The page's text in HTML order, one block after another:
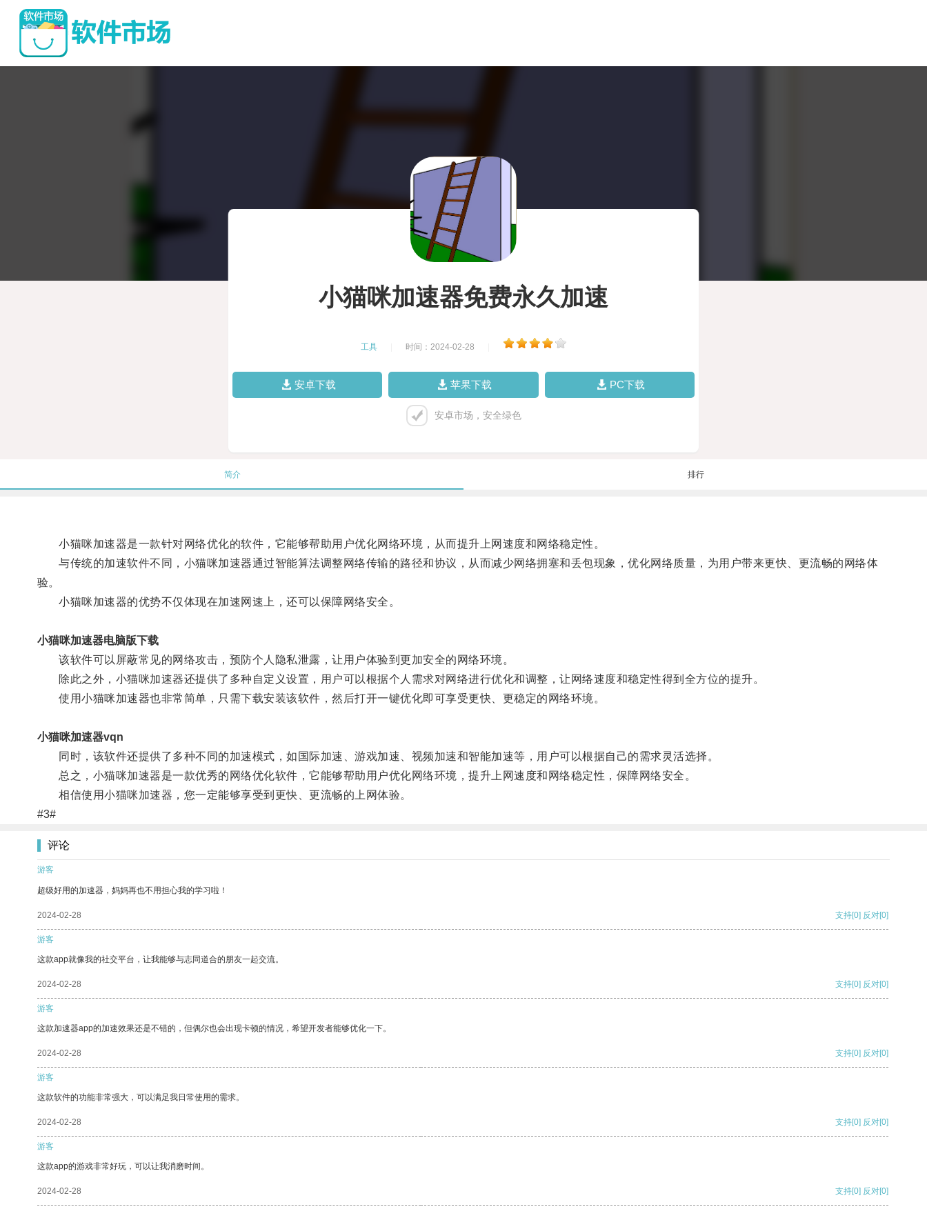
小猫咪加速器免费永久加速
工具 时间：2024-02-28
安卓下载 苹果下载 PC下载
安卓市场，安全绿色
简介 排行
小猫咪加速器是一款针对网络优化的软件，它能够帮助用户优化网络环境，从而提升上网速度和网络稳定性。
与传统的加速软件不同，小猫咪加速器通过智能算法调整网络传输的路径和协议，从而减少网络拥塞和丢包现象，优化网络质量，为用户带来更快、更流畅的网络体
验。
小猫咪加速器的优势不仅体现在加速网速上，还可以保障网络安全。
小猫咪加速器电脑版下载
该软件可以屏蔽常见的网络攻击，预防个人隐私泄露，让用户体验到更加安全的网络环境。
除此之外，小猫咪加速器还提供了多种自定义设置，用户可以根据个人需求对网络进行优化和调整，让网络速度和稳定性得到全方位的提升。
使用小猫咪加速器也非常简单，只需下载安装该软件，然后打开一键优化即可享受更快、更稳定的网络环境。
小猫咪加速器vqn
同时，该软件还提供了多种不同的加速模式，如国际加速、游戏加速、视频加速和智能加速等，用户可以根据自己的需求灵活选择。
总之，小猫咪加速器是一款优秀的网络优化软件，它能够帮助用户优化网络环境，提升上网速度和网络稳定性，保障网络安全。
相信使用小猫咪加速器，您一定能够享受到更快、更流畅的上网体验。
#3#
评论
游客
超级好用的加速器，妈妈再也不用担心我的学习啦！
2024-02-28 支持[0] 反对[0]
游客
这款app就像我的社交平台，让我能够与志同道合的朋友一起交流。
2024-02-28 支持[0] 反对[0]
游客
这款加速器app的加速效果还是不错的，但偶尔也会出现卡顿的情况，希望开发者能够优化一下。
2024-02-28 支持[0] 反对[0]
游客
这款软件的功能非常强大，可以满足我日常使用的需求。
2024-02-28 支持[0] 反对[0]
游客
这款app的游戏非常好玩，可以让我消磨时间。
2024-02-28 支持[0] 反对[0]